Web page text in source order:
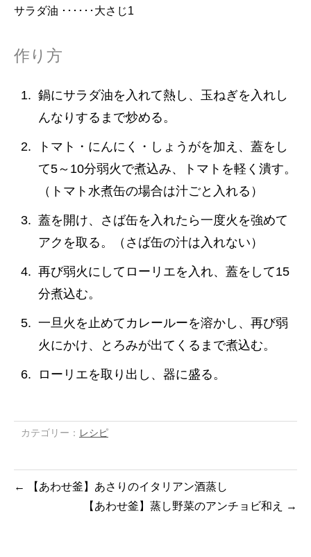
サラダ油 ･･････大さじ1
作り方
鍋にサラダ油を入れて熱し、玉ねぎを入れし
んなりするまで炒める。
トマト・にんにく・しょうがを加え、蓋をし
て5～10分弱火で煮込み、トマトを軽く潰す。
（トマト水煮缶の場合は汁ごと入れる）
蓋を開け、さば缶を入れたら一度火を強めて
アクを取る。（さば缶の汁は入れない）
再び弱火にしてローリエを入れ、蓋をして15
分煮込む。
一旦火を止めてカレールーを溶かし、再び弱
火にかけ、とろみが出てくるまで煮込む。
ローリエを取り出し、器に盛る。
カテゴリー： レシピ
←
【あわせ釜】あさりのイタリアン酒蒸し
【あわせ釜】蒸し野菜のアンチョビ和え
→